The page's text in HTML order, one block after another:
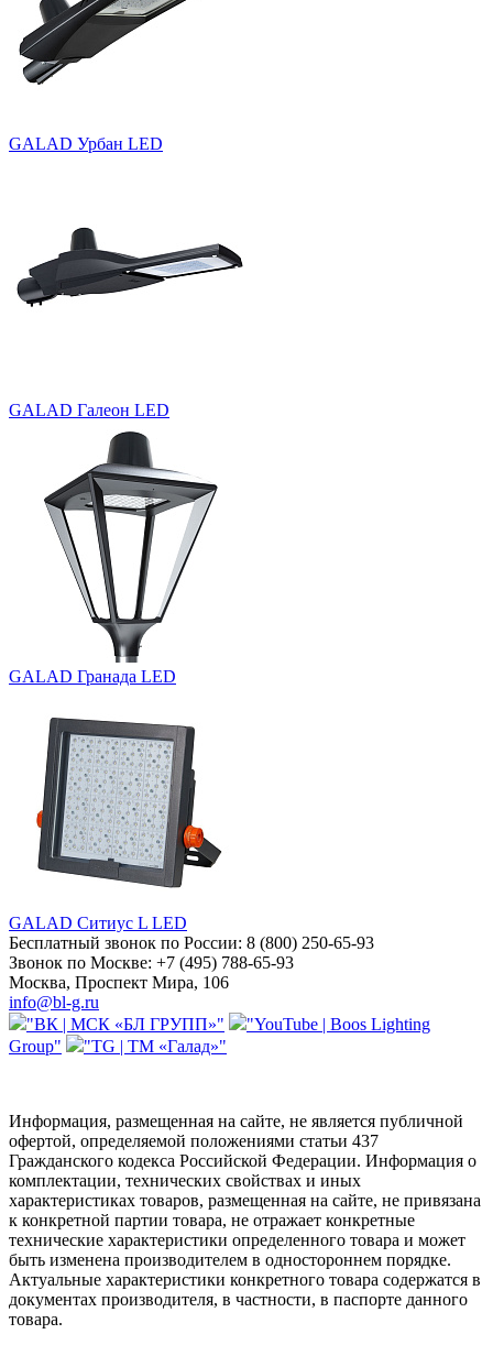
GALAD Урбан LED
GALAD Галеон LED
GALAD Гранада LED
GALAD Ситиус L LED
Бесплатный звонок по России: 8 (800) 250-65-93
Звонок по Москве: +7 (495) 788-65-93
Москва, Проспект Мира, 106
info@bl-g.ru
"ВК | МСК «БЛ ГРУПП»"
"YouTube | Boos Lighting
Group"
"TG | ТМ «Галад»"
Информация, размещенная на сайте, не является публичной
офертой, определяемой положениями статьи 437
Гражданского кодекса Российской Федерации. Информация о
комплектации, технических свойствах и иных
характеристиках товаров, размещенная на сайте, не привязана
к конкретной партии товара, не отражает конкретные
технические характеристики определенного товара и может
быть изменена производителем в одностороннем порядке.
Актуальные характеристики конкретного товара содержатся в
документах производителя, в частности, в паспорте данного
товара.